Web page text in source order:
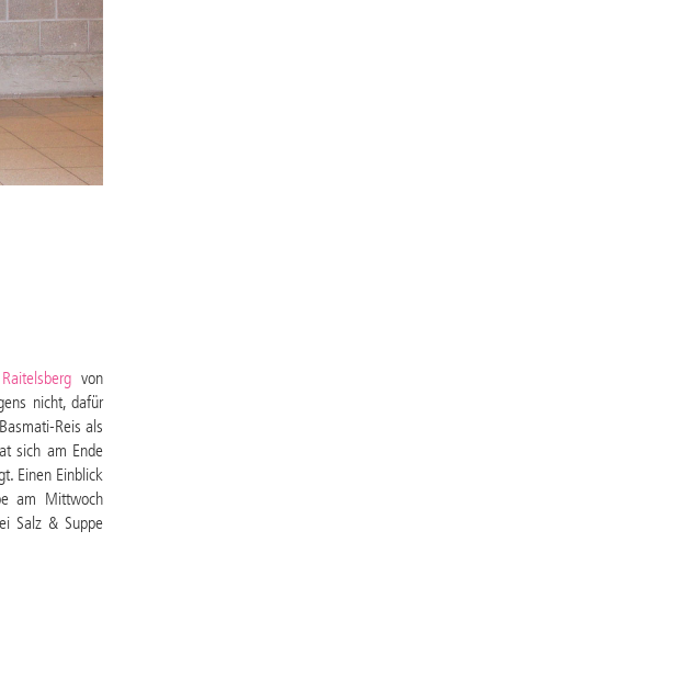
von
nicht, dafür
Reis als
sich am Ende
Einen Einblick
am Mittwoch
Salz & Suppe